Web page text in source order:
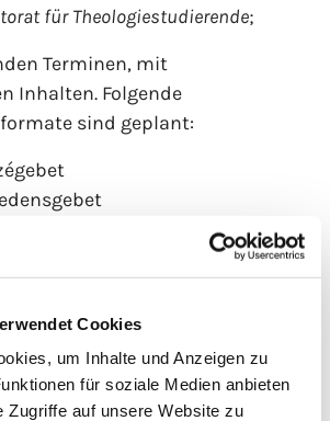
Cookies
um Inhalte und Anzeigen zu
für soziale Medien anbieten
Zugriffe auf unsere Website zu
für Theologiestudierende;
Terminen, mit
Inhalten. Folgende
sind geplant:
Deutsch)